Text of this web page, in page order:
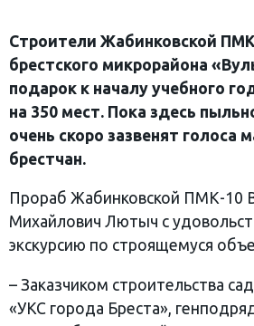
Строители Жабинковской
брестского микрорайона
подарок к началу учебного
на 350 мест. Пока здесь
очень скоро зазвенят голоса
брестчан.
Прораб Жабинковской ПМК-10
Михайлович Лютыч с
экскурсию по строящемуся
– Заказчиком строительства
«УКС города Бреста»,